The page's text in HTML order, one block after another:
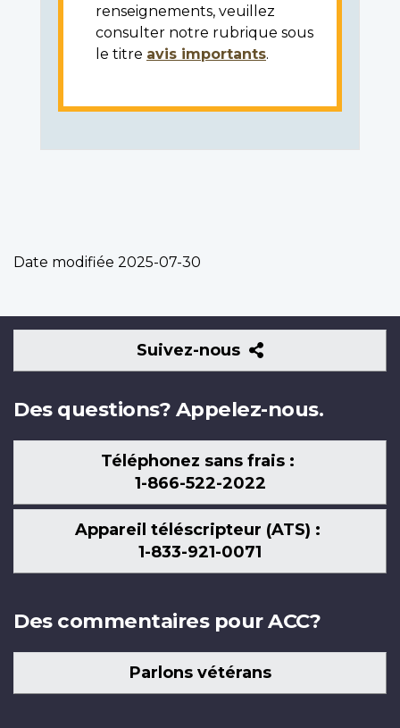
renseignements, veuillez
consulter notre rubrique sous
le titre avis importants.
Date modifiée 2025-07-30
Suivez-nous
Suivez-
nous
Des questions? Appelez-nous.
Téléphonez sans frais :
1-866-522-2022
Appareil téléscripteur (ATS) :
1-833-921-0071
Des commentaires pour ACC?
Parlons vétérans